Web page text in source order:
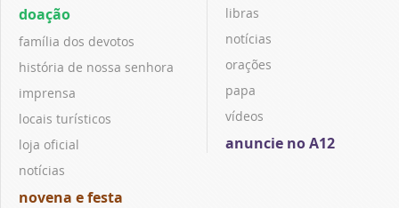
doação
família dos devotos
história de nossa senhora
imprensa
locais turísticos
loja oficial
notícias
novena e festa
libras
notícias
orações
papa
vídeos
anuncie no A12